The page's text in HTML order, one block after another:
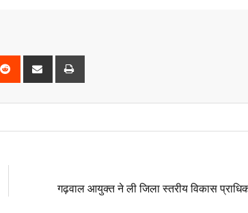
Reddit
Share
गढ़वाल आयुक्त ने ली जिला स्तरीय विकास